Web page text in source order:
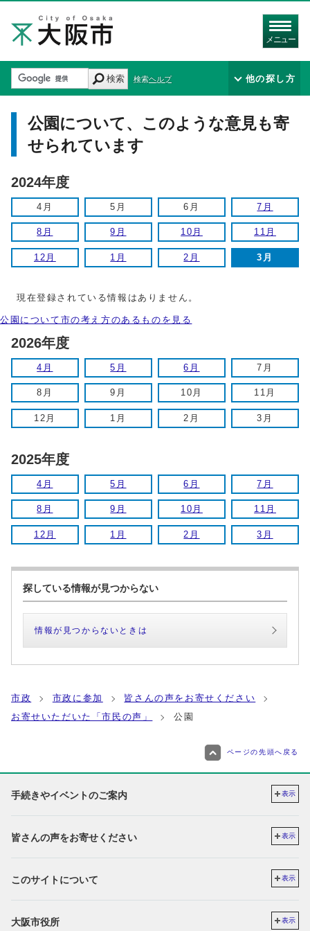
メニュー
検索 検索ヘルプ 他の探し方
公園について、このような意見も寄
せられています
2024年度
4月 5月 6月 7月
8月 9月 10月 11月
12月 1月 2月 3月
現在登録されている情報はありません。
公園について市の考え方のあるものを見る
2026年度
4月 5月 6月 7月
8月 9月 10月 11月
12月 1月 2月 3月
2025年度
4月 5月 6月 7月
8月 9月 10月 11月
12月 1月 2月 3月
探している情報が見つからない
情報が見つからないときは
市政 市政に参加
皆さんの声をお寄せください
お寄せいただいた「市民の声」
公園
ページの先頭へ戻る
手続きやイベントのご案内 表示
皆さんの声をお寄せください 表示
このサイトについて 表示
大阪市役所 表示